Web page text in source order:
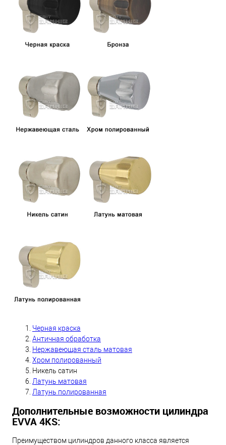
Черная краска
Античная обработка
Нержавеющая сталь матовая
Хром полированный
Никель сатин
Латунь матовая
Латунь полированная
Дополнительные возможности цилиндра
EVVA 4KS:
Преимуществом цилиндров данного класса является